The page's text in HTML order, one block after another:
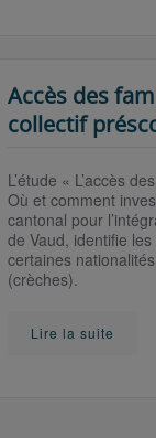
Accès des
collectif
L’étude « L’accès
Où et comment
cantonal pour
de Vaud, identifie
certaines
(crèches).
Lire la suite